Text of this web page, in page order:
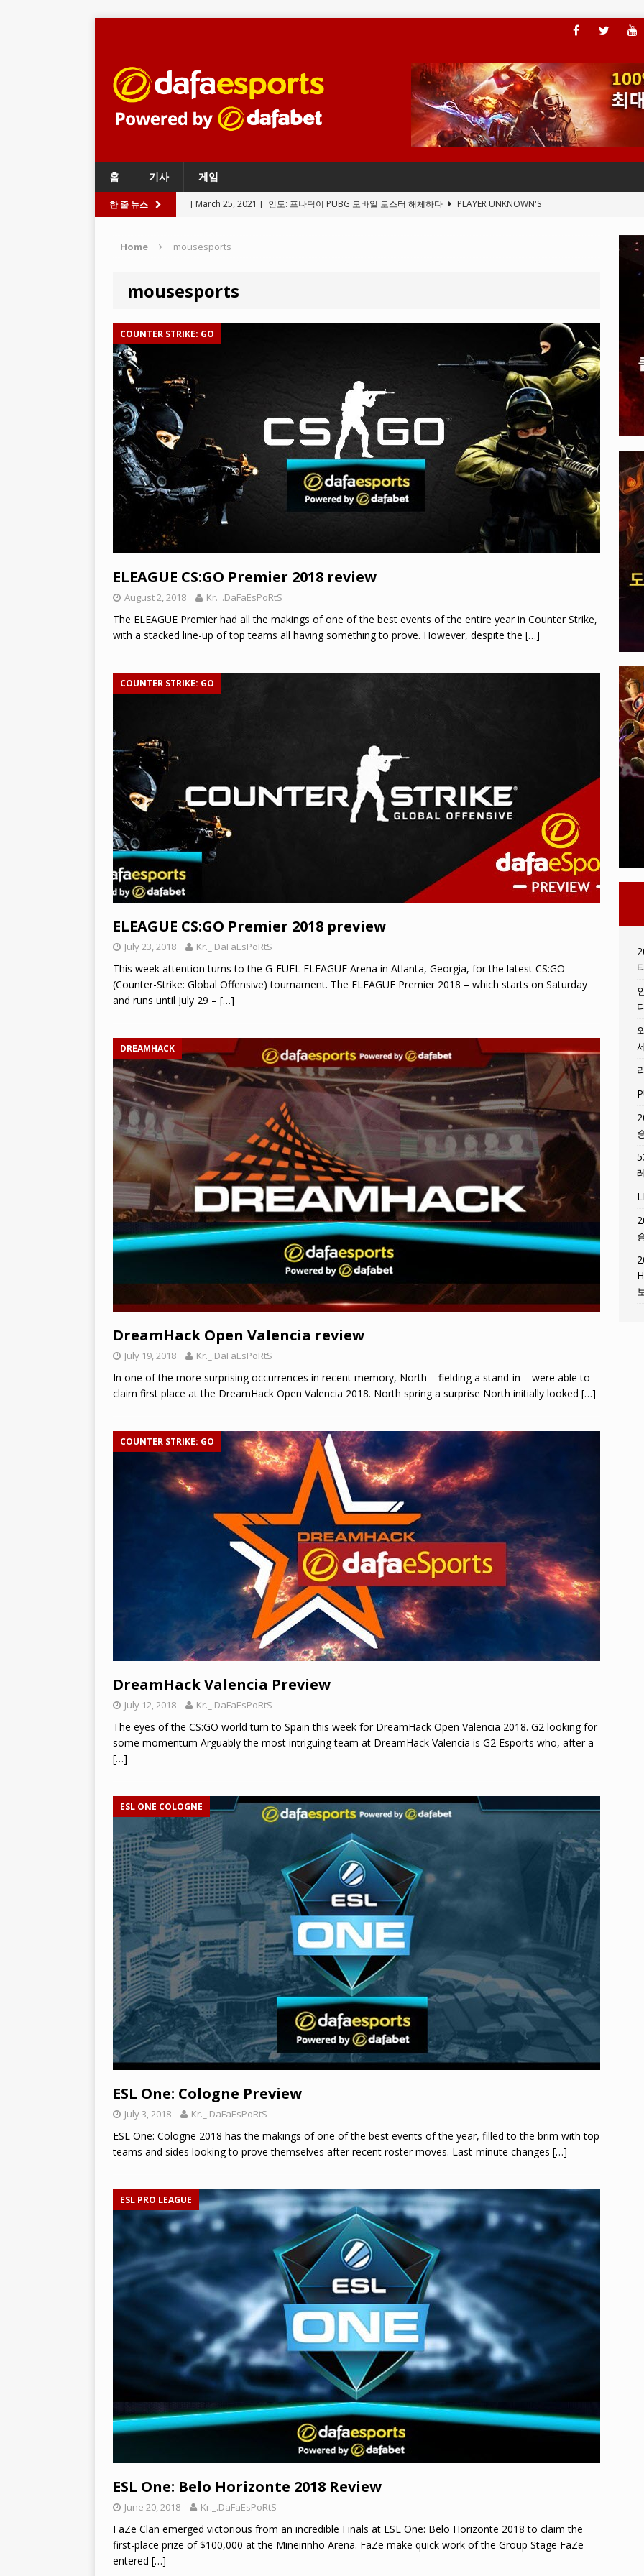
홈 기사 게임
한 줄 뉴스 [ March 24, 2021 ] 와일드 리프트, 플레이어가 ARAM 모드에 액세스할 수 있도록 하다
LEAGUE OF
[ March 23, 2021 ]
BATTLEGROUNDS
[ March 26, 2021 ] 2021년 SEA 게임: 주최가 선보일 E-스포츠 타이틀 공개되다
EVENTS
PLAYER UNKNOWN'S
Home mousesports
mousesports
COUNTER STRIKE: GO
ELEAGUE CS:GO Premier 2018 review
August 2, 2018 Kr._.DaFaEsPoRtS
The ELEAGUE Premier had all the makings of one of the best events of the entire year in Counter Strike,
with a stacked line-up of top teams all having something to prove. However, despite the […]
COUNTER STRIKE: GO
ELEAGUE CS:GO Premier 2018 preview
July 23, 2018 Kr._.DaFaEsPoRtS
This week attention turns to the G-FUEL ELEAGUE Arena in Atlanta, Georgia, for the latest CS:GO
(Counter-Strike: Global Offensive) tournament. The ELEAGUE Premier 2018 – which starts on Saturday
and runs until July 29 – […]
DREAMHACK
DreamHack Open Valencia review
July 19, 2018 Kr._.DaFaEsPoRtS
In one of the more surprising occurrences in recent memory, North – fielding a stand-in – were able to
claim first place at the DreamHack Open Valencia 2018. North spring a surprise North initially looked […]
COUNTER STRIKE: GO
DreamHack Valencia Preview
July 12, 2018 Kr._.DaFaEsPoRtS
The eyes of the CS:GO world turn to Spain this week for DreamHack Open Valencia 2018. G2 looking for
some momentum Arguably the most intriguing team at DreamHack Valencia is G2 Esports who, after a
[…]
ESL ONE COLOGNE
ESL One: Cologne Preview
July 3, 2018 Kr._.DaFaEsPoRtS
ESL One: Cologne 2018 has the makings of one of the best events of the year, filled to the brim with top
teams and sides looking to prove themselves after recent roster moves. Last-minute changes […]
ESL PRO LEAGUE
ESL One: Belo Horizonte 2018 Review
June 20, 2018 Kr._.DaFaEsPoRtS
FaZe Clan emerged victorious from an incredible Finals at ESL One: Belo Horizonte 2018 to claim the
first-place prize of $100,000 at the Mineirinho Arena. FaZe make quick work of the Group Stage FaZe
entered […]